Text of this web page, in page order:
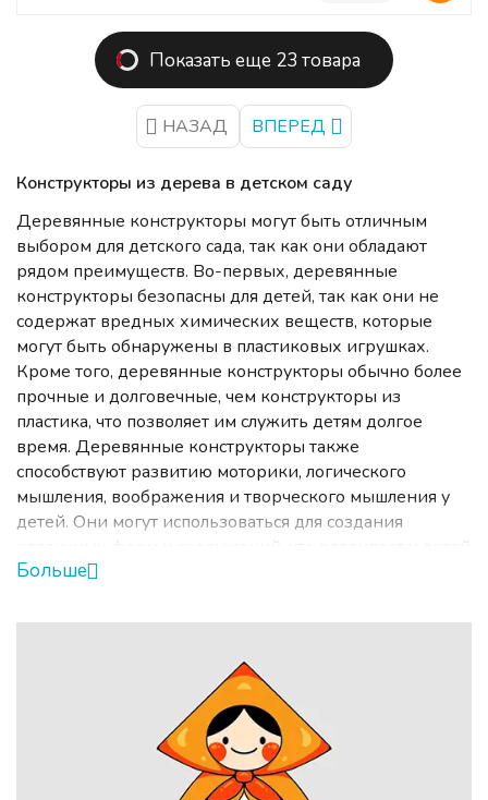
Конструкторы из дерева в детском саду
Деревянные конструкторы могут быть отличным
выбором для детского сада, так как они обладают
рядом преимуществ. Во-первых, деревянные
конструкторы безопасны для детей, так как они не
содержат вредных химических веществ, которые
могут быть обнаружены в пластиковых игрушках.
Кроме того, деревянные конструкторы обычно более
прочные и долговечные, чем конструкторы из
пластика, что позволяет им служить детям долгое
время. Деревянные конструкторы также
способствуют развитию моторики, логического
мышления, воображения и творческого мышления у
детей. Они могут использоваться для создания
различных форм и сооружений, что развивает у детей
пространственное воображение и творческие
детского сада, важно обратить внимание на качество
возрасту детей. Такие конструкторы могут стать
отличным обучающим и развлекательным материалом
для малышей в детском саду.
Деревянные конструкторы имеют ряд преимуществ,
вот некоторые из них:
Больше
Показать еще 23 товара
НАЗАД ВПЕРЕД